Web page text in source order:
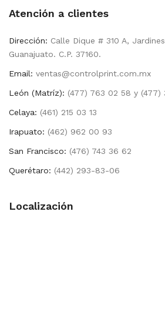
Atención a clientes
Dirección: Calle Dique # 310 A,
Guanajuato. C.P. 37160.
Email: ventas@controlprint.com.mx
León (Matríz): (477) 763 02 58 y (477)
Celaya: (461) 215 03 13
Irapuato: (462) 962 00 93
San Francisco: (476) 743 36 62
Querétaro: (442) 293-83-06
Localización